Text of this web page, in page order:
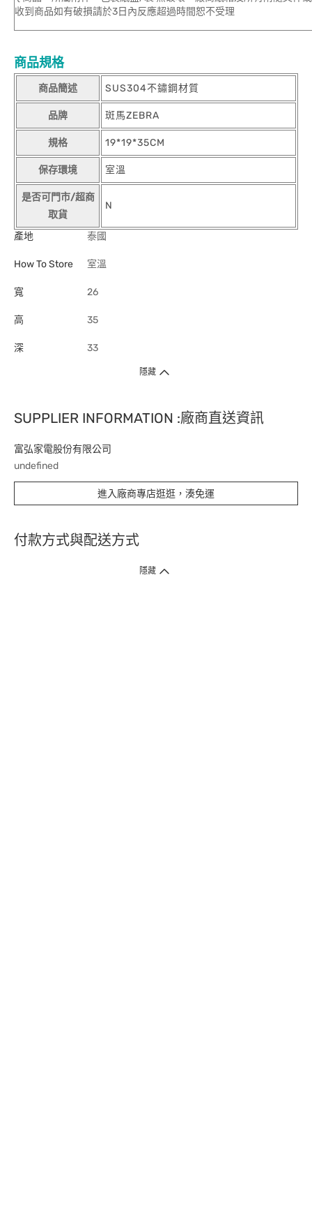
收到商品如有破損請於3日內反應超過時間恕不受理
商品規格
商品簡述 SUS304不鏽鋼材質
品牌 斑馬ZEBRA
規格 19*19*35CM
保存環境 室溫
是否可門市/超商
取貨
N
產地 泰國
How To Store 室溫
寬 26
高 35
深 33
隱藏
SUPPLIER INFORMATION :廠商直送資訊
富弘家電股份有限公司
undefined
進入廠商專店逛逛，湊免運
付款方式與配送方式
隱藏